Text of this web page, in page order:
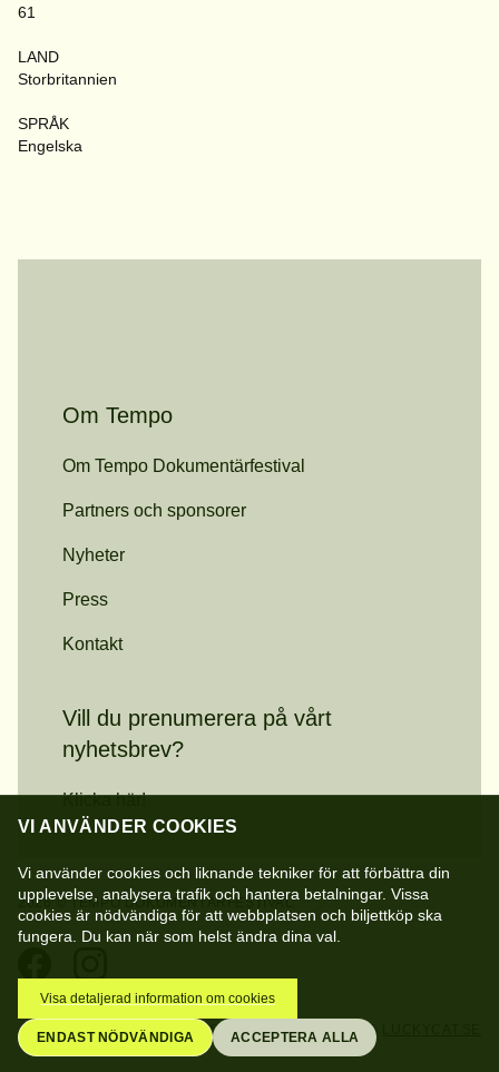
61
LAND
Storbritannien
SPRÅK
Engelska
Om Tempo
Om Tempo Dokumentärfestival
Partners och sponsorer
Nyheter
Press
Kontakt
Vill du prenumerera på vårt
nyhetsbrev?
Klicka här!
2026 © TEMPO DOKUMENTÄRFESTIVAL
SKAPAD AVBUTCH.SE &
VI ANVÄNDER COOKIES
Vi använder cookies och liknande tekniker för att förbättra din
upplevelse, analysera trafik och hantera betalningar. Vissa
cookies är nödvändiga för att webbplatsen och biljettköp ska
fungera. Du kan när som helst ändra dina val.
Visa detaljerad information om cookies
ENDAST NÖDVÄNDIGA ACCEPTERA ALLA